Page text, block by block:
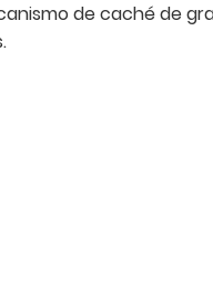
de caché de